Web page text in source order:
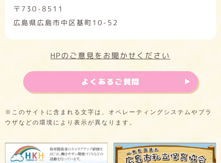
〒730-8511
広島県広島市中区基町10-52
HPのご意見をお聞かせください
よくあるご質問
※このサイトに含まれる文字は、オペレーティングシステムやブラ
ウザなどの環境により表示が異なります。